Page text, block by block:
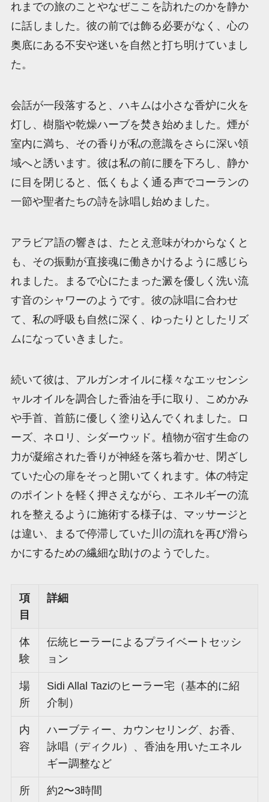
れまでの旅のことやなぜここを訪れたのかを静か
に話しました。彼の前では飾る必要がなく、心の
奥底にある不安や迷いを自然と打ち明けていまし
た。
会話が一段落すると、ハキムは小さな香炉に火を
灯し、樹脂や乾燥ハーブを焚き始めました。煙が
室内に満ち、その香りが私の意識をさらに深い領
域へと誘います。彼は私の前に腰を下ろし、静か
に目を閉じると、低くもよく通る声でコーランの
一節や聖者たちの詩を詠唱し始めました。
アラビア語の響きは、たとえ意味がわからなくと
も、その振動が直接魂に働きかけるように感じら
れました。まるで心にたまった澱を優しく洗い流
す音のシャワーのようです。彼の詠唱に合わせ
て、私の呼吸も自然に深く、ゆったりとしたリズ
ムになっていきました。
続いて彼は、アルガンオイルに様々なエッセンシ
ャルオイルを調合した香油を手に取り、こめかみ
や手首、首筋に優しく塗り込んでくれました。ロ
ーズ、ネロリ、シダーウッド。植物が宿す生命の
力が凝縮された香りが神経を落ち着かせ、閉ざし
ていた心の扉をそっと開いてくれます。体の特定
のポイントを軽く押さえながら、エネルギーの流
れを整えるように施術する様子は、マッサージと
は違い、まるで停滞していた川の流れを再び滑ら
かにするための繊細な助けのようでした。
項
目
詳細
体
験
伝統ヒーラーによるプライベートセッシ
ョン
場
所
Sidi Allal Taziのヒーラー宅（基本的に紹
介制）
内
容
ハーブティー、カウンセリング、お香、
詠唱（ディクル）、香油を用いたエネル
ギー調整など
所
約2〜3時間